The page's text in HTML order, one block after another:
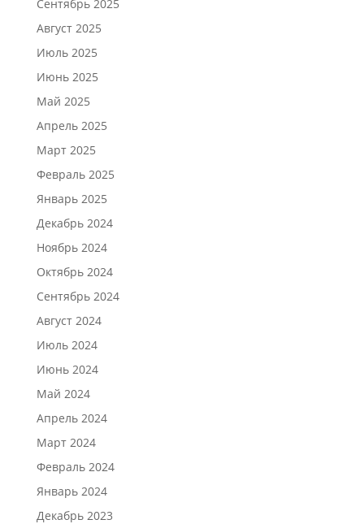
Сентябрь 2025
Август 2025
Июль 2025
Июнь 2025
Май 2025
Апрель 2025
Март 2025
Февраль 2025
Январь 2025
Декабрь 2024
Ноябрь 2024
Октябрь 2024
Сентябрь 2024
Август 2024
Июль 2024
Июнь 2024
Май 2024
Апрель 2024
Март 2024
Февраль 2024
Январь 2024
Декабрь 2023